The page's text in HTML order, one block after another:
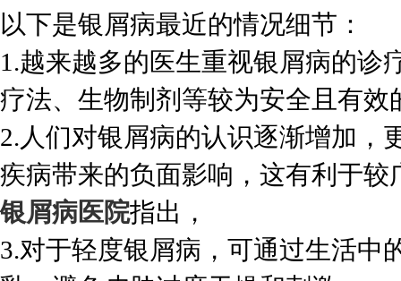
以下是银屑病最近的情况细节：
1.越来越多的医生重视银屑病的诊
疗法、生物制剂等较为安全且有效
2.人们对银屑病的认识逐渐增加，
疾病带来的负面影响，这有利于
银屑病医院指出，
3.对于轻度银屑病，可通过生活中